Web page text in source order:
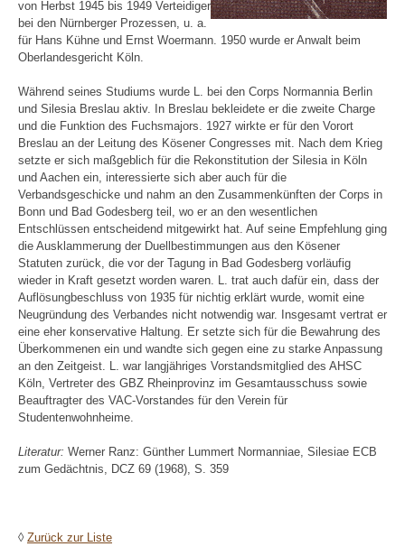
von Herbst 1945 bis 1949 Verteidiger
bei den Nürnberger Prozessen, u. a.
für Hans Kühne und Ernst Woermann. 1950 wurde er Anwalt beim
Oberlandesgericht Köln.
Während seines Studiums wurde L. bei den Corps Normannia Berlin
und Silesia Breslau aktiv. In Breslau bekleidete er die zweite Charge
und die Funktion des Fuchsmajors. 1927 wirkte er für den Vorort
Breslau an der Leitung des Kösener Congresses mit. Nach dem Krieg
setzte er sich maßgeblich für die Rekonstitution der Silesia in Köln
und Aachen ein, interessierte sich aber auch für die
Verbandsgeschicke und nahm an den Zusammenkünften der Corps in
Bonn und Bad Godesberg teil, wo er an den wesentlichen
Entschlüssen entscheidend mitgewirkt hat. Auf seine Empfehlung ging
die Ausklammerung der Duellbestimmungen aus den Kösener
Statuten zurück, die vor der Tagung in Bad Godesberg vorläufig
wieder in Kraft gesetzt worden waren. L. trat auch dafür ein, dass der
Auflösungbeschluss von 1935 für nichtig erklärt wurde, womit eine
Neugründung des Verbandes nicht notwendig war. Insgesamt vertrat er
eine eher konservative Haltung. Er setzte sich für die Bewahrung des
Überkommenen ein und wandte sich gegen eine zu starke Anpassung
an den Zeitgeist. L. war langjähriges Vorstandsmitglied des AHSC
Köln, Vertreter des GBZ Rheinprovinz im Gesamtausschuss sowie
Beauftragter des VAC-Vorstandes für den Verein für
Studentenwohnheime.
Literatur: Werner Ranz: Günther Lummert Normanniae, Silesiae ECB
zum Gedächtnis, DCZ 69 (1968), S. 359
◊ Zurück zur Liste